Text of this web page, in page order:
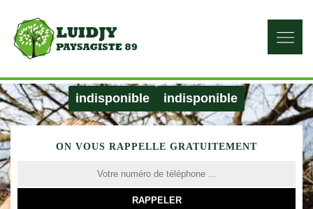
indisponible indisponible
ON VOUS RAPPELLE GRATUITEMENT